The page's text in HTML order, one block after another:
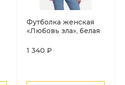
Футболка женская
«Любовь зла», белая
1 340 ₽